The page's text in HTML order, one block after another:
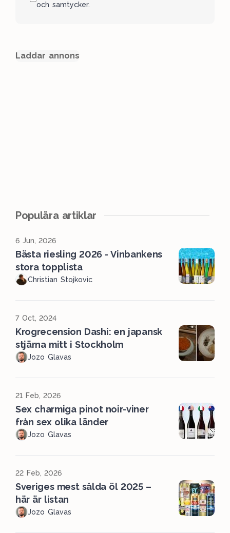
och samtycker.
Laddar annons
Populära artiklar
6 Jun, 2026
Bästa riesling 2026 - Vinbankens
stora topplista
Christian Stojkovic
7 Oct, 2024
Krogrecension Dashi: en japansk
stjärna mitt i Stockholm
Jozo Glavas
21 Feb, 2026
Sex charmiga pinot noir-viner
från sex olika länder
Jozo Glavas
22 Feb, 2026
Sveriges mest sålda öl 2025 –
här är listan
Jozo Glavas